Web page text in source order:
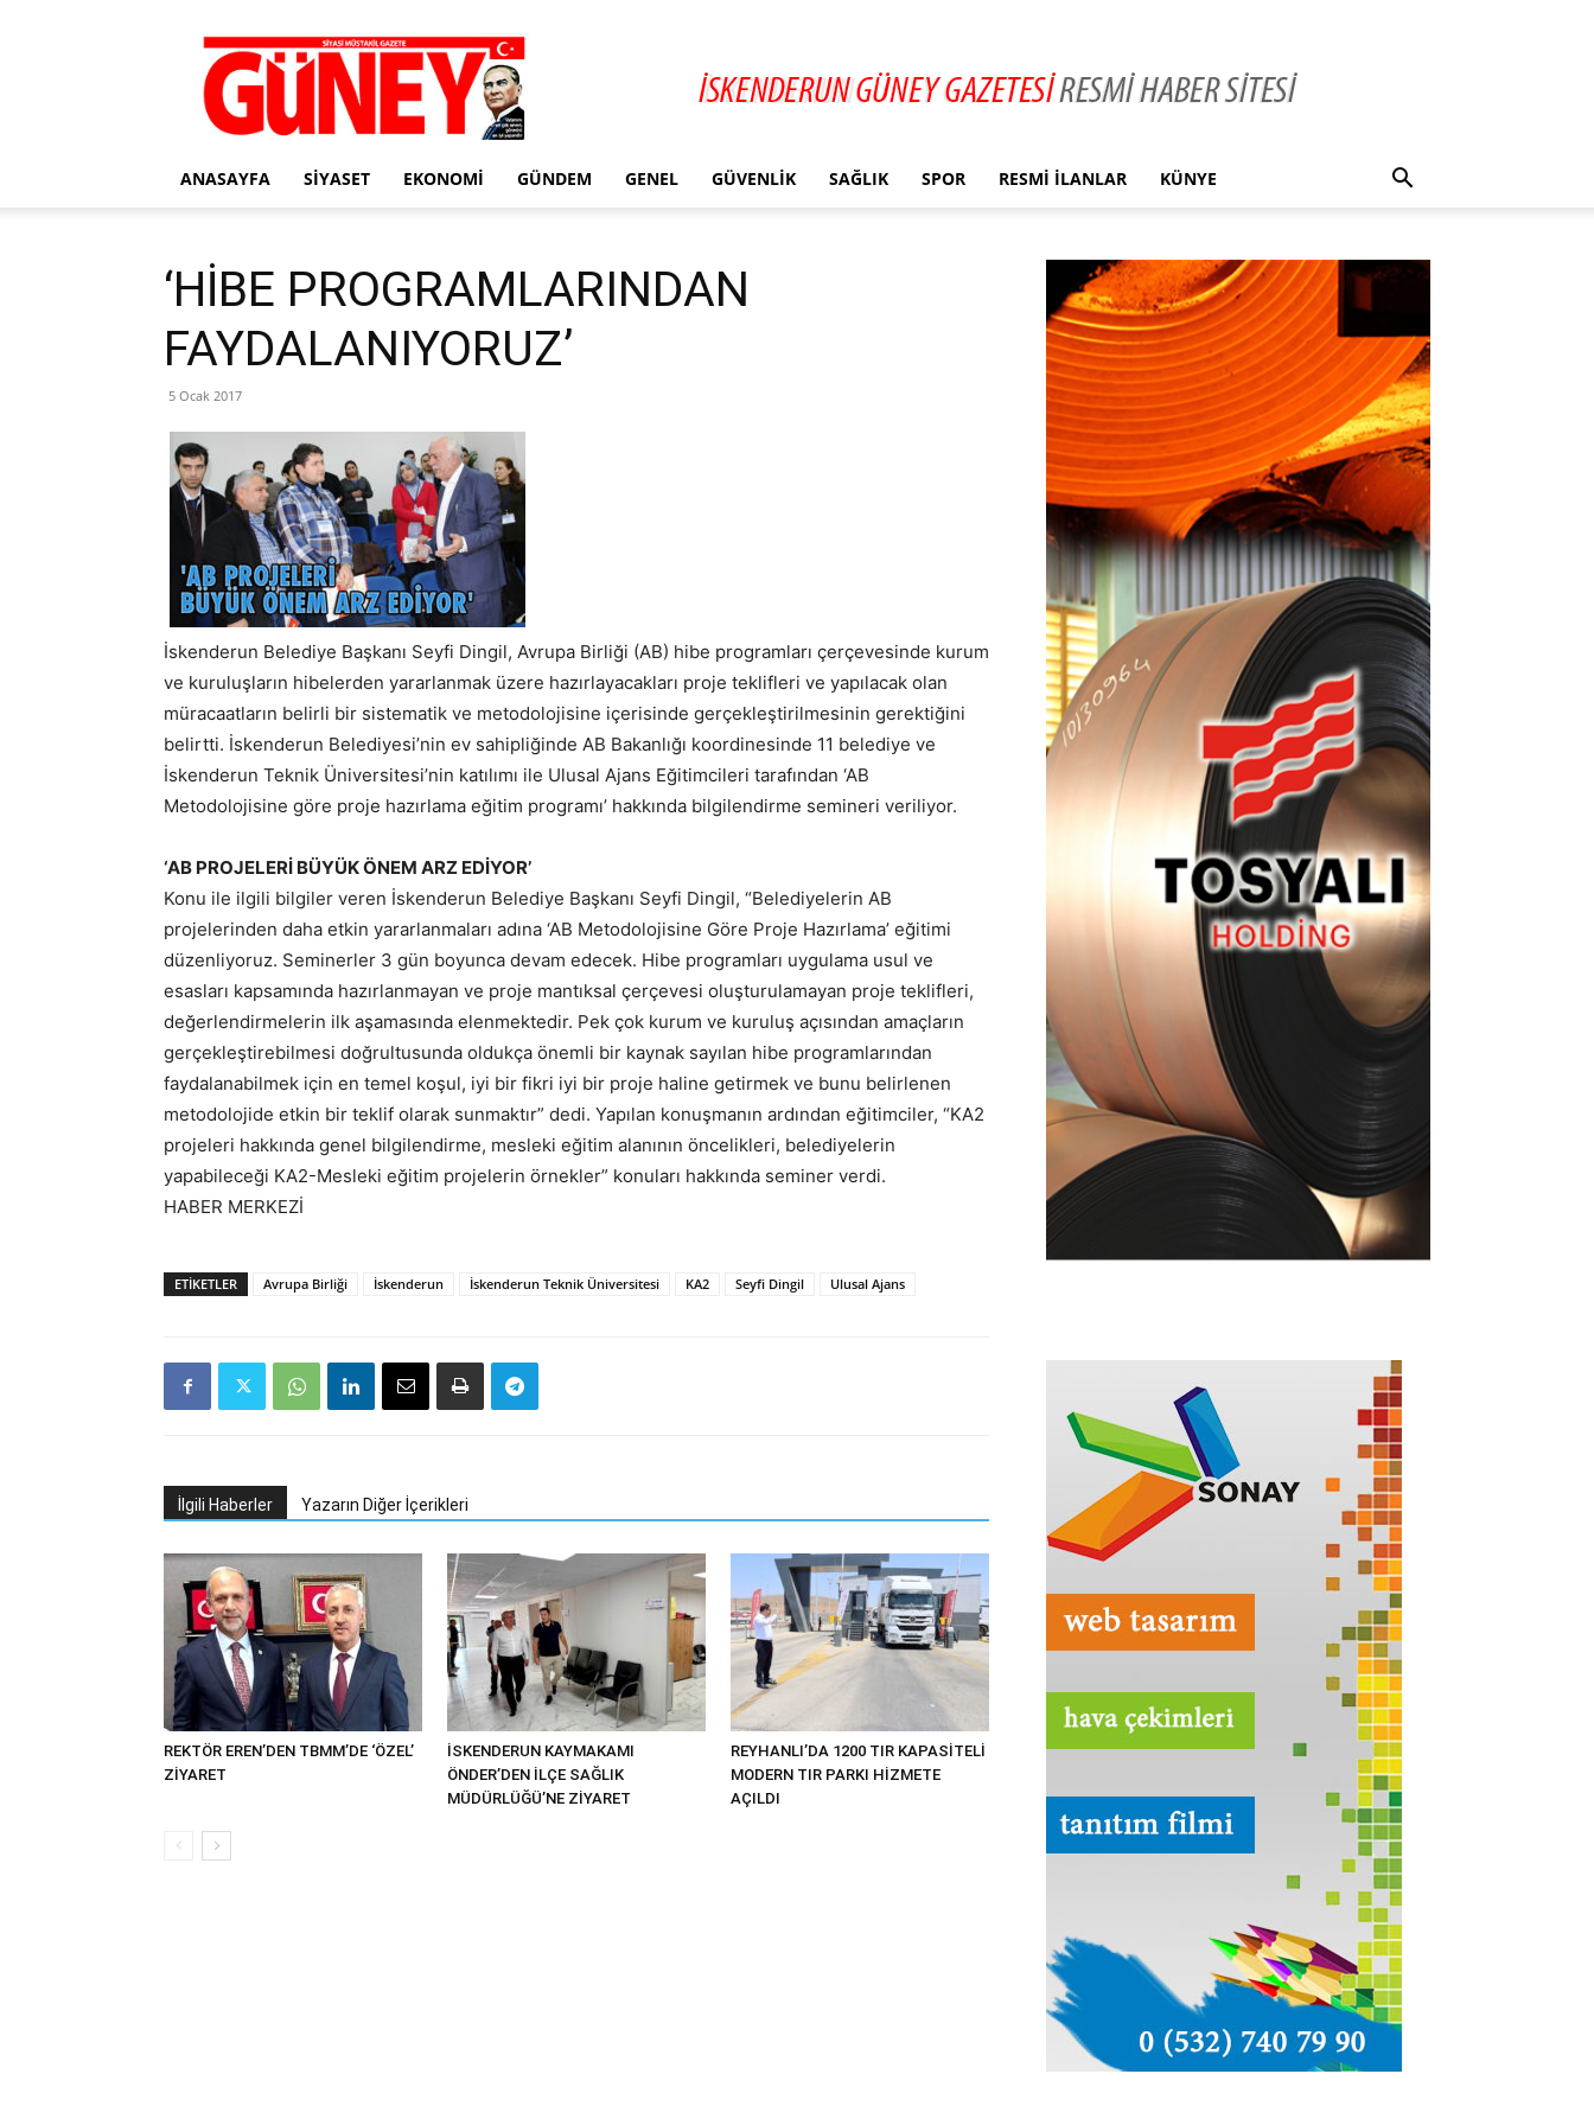
Gazete
Güney
ANASAYFA SIYASET EKONOMI GÜNDEM GENEL GÜVENLIK SAĞLIK SPOR RESMI İLANLAR KÜNYE
‘HİBE PROGRAMLARINDAN
FAYDALANIYORUZ’
5 Ocak 2017
İskenderun Belediye Başkanı Seyfi Dingil, Avrupa Birliği (AB) hibe programları çerçevesinde kurum
ve kuruluşların hibelerden yararlanmak üzere hazırlayacakları proje teklifleri ve yapılacak olan
müracaatların belirli bir sistematik ve metodolojisine içerisinde gerçekleştirilmesinin gerektiğini
belirtti. İskenderun Belediyesi’nin ev sahipliğinde AB Bakanlığı koordinesinde 11 belediye ve
İskenderun Teknik Üniversitesi’nin katılımı ile Ulusal Ajans Eğitimcileri tarafından ‘AB
Metodolojisine göre proje hazırlama eğitim programı’ hakkında bilgilendirme semineri veriliyor.
‘AB PROJELERİ BÜYÜK ÖNEM ARZ EDİYOR’
Konu ile ilgili bilgiler veren İskenderun Belediye Başkanı Seyfi Dingil, “Belediyelerin AB
projelerinden daha etkin yararlanmaları adına ‘AB Metodolojisine Göre Proje Hazırlama’ eğitimi
düzenliyoruz. Seminerler 3 gün boyunca devam edecek. Hibe programları uygulama usul ve
esasları kapsamında hazırlanmayan ve proje mantıksal çerçevesi oluşturulamayan proje teklifleri,
değerlendirmelerin ilk aşamasında elenmektedir. Pek çok kurum ve kuruluş açısından amaçların
gerçekleştirebilmesi doğrultusunda oldukça önemli bir kaynak sayılan hibe programlarından
faydalanabilmek için en temel koşul, iyi bir fikri iyi bir proje haline getirmek ve bunu belirlenen
metodolojide etkin bir teklif olarak sunmaktır” dedi. Yapılan konuşmanın ardından eğitimciler, “KA2
projeleri hakkında genel bilgilendirme, mesleki eğitim alanının öncelikleri, belediyelerin
yapabileceği KA2-Mesleki eğitim projelerin örnekler” konuları hakkında seminer verdi.
HABER MERKEZİ
ETIKETLER Avrupa Birliği İskenderun İskenderun Teknik Üniversitesi KA2 Seyfi Dingil Ulusal Ajans
İlgili Haberler Yazarın Diğer İçerikleri
REKTÖR EREN’DEN TBMM’DE ‘ÖZEL’
ZİYARET
İSKENDERUN KAYMAKAMI
ÖNDER’DEN İLÇE SAĞLIK
MÜDÜRLÜĞÜ’NE ZİYARET
REYHANLI’DA 1200 TIR KAPASİTELİ
MODERN TIR PARKI HİZMETE
AÇILDI